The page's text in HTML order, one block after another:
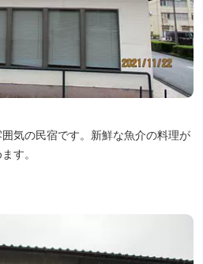
気の民宿です。新鮮な魚介の料理が
す。